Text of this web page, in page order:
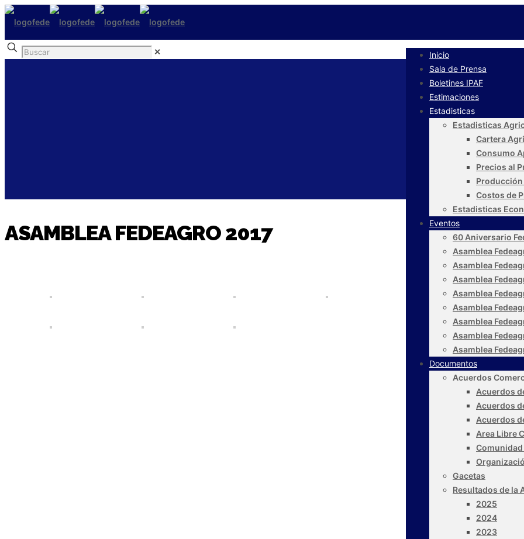
Inicio
Sala de Prensa
Boletines IPAF
Estimaciones
Estadisticas
Estadisticas
Cartera
Consumo
Precios al
Costos de
Estadisticas
Eventos
60 Aniversario
Asamblea
Asamblea
Asamblea
Asamblea
Asamblea
Asamblea
Asamblea
Asamblea
Documentos
Acuerdos
Acuerdos
Acuerdos
Acuerdos
Area Libre
Gacetas
Resultados de la
2025
2024
2023
✕
ASAMBLEA FEDEAGRO 2017